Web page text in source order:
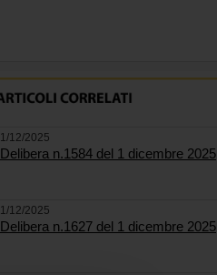
1/12/2025
Delibera n.1584 del 1 dicembre 2025
1/12/2025
Delibera n.1627 del 1 dicembre 2025